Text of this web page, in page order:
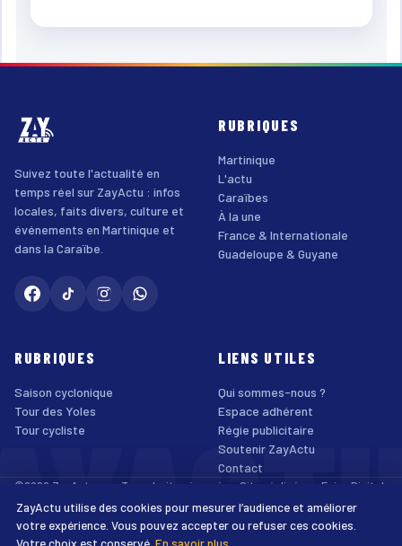
Suivez toute l'actualité en
temps réel sur ZayActu : infos
locales, faits divers, culture et
événements en Martinique et
dans la Caraïbe.
RUBRIQUES
Martinique
L'actu
Caraïbes
À la une
France & Internationale
Guadeloupe & Guyane
RUBRIQUES
Saison cyclonique
Tour des Yoles
Tour cycliste
LIENS UTILES
Qui sommes-nous ?
Espace adhérent
Régie publicitaire
Soutenir ZayActu
Contact
©2026 ZayActu.org. Tous droits réservés. · Site réalisé par Enjoy Digital
Agency
Mentions légales
Confidentialité Cookies Accessibilité
ZayActu utilise des cookies pour mesurer l’audience et améliorer
votre expérience. Vous pouvez accepter ou refuser ces cookies.
Votre choix est conservé. En savoir plus